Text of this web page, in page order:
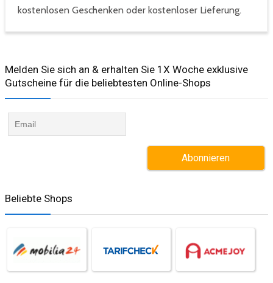
kostenlosen Geschenken oder kostenloser Lieferung.
Melden Sie sich an & erhalten Sie 1X Woche exklusive
Gutscheine für die beliebtesten Online-Shops​
Beliebte Shops